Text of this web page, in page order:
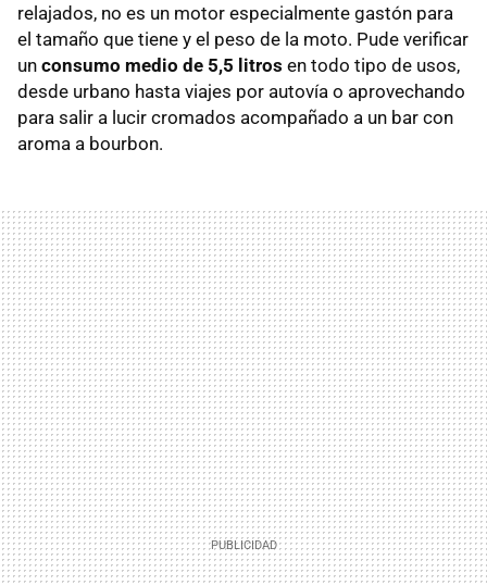
relajados, no es un motor especialmente gastón para
el tamaño que tiene y el peso de la moto. Pude verificar
un consumo medio de 5,5 litros en todo tipo de usos,
desde urbano hasta viajes por autovía o aprovechando
para salir a lucir cromados acompañado a un bar con
aroma a bourbon.